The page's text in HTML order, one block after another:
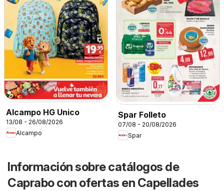
Alcampo HG Unico
13/08 - 26/08/2026
Alcampo
Spar Folleto
07/08 - 20/08/2026
Spar
Información sobre catálogos de
Caprabo con ofertas en Capellades